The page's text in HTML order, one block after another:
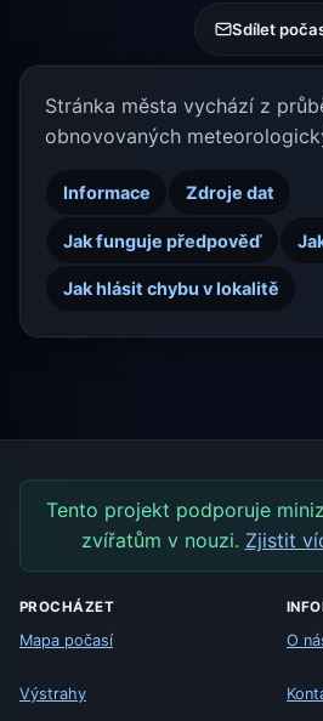
Sdílet
Stránka města vychází z
obnovovaných
Informace Zdroje dat
Jak funguje předpověď
Jak hlásit chybu v lokalitě
Tento projekt podporuje
zvířatům v nouzi. Zjistit
PROCHÁZET
Mapa počasí
Výstrahy
O